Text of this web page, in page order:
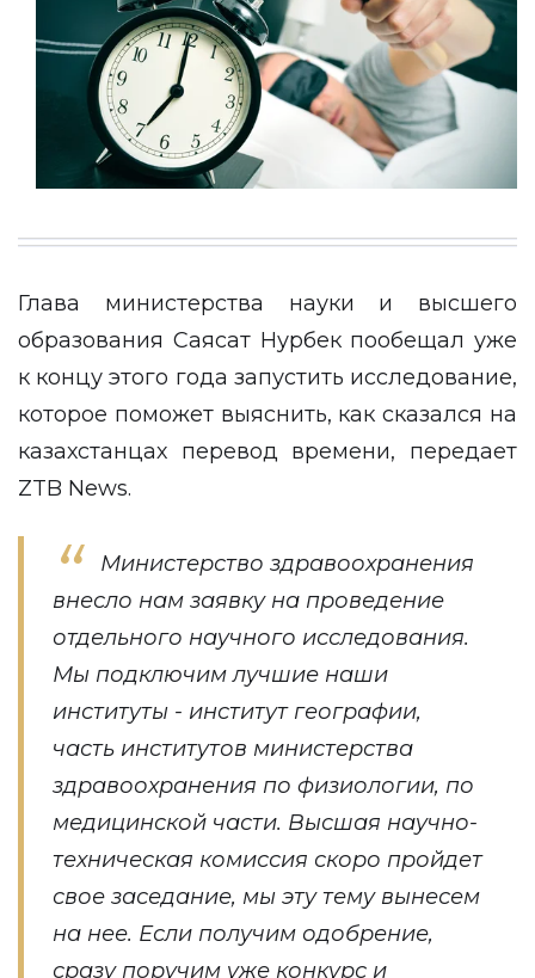
Глава министерства науки и высшего
образования Саясат Нурбек пообещал уже
к концу этого года запустить исследование,
которое поможет выяснить, как сказался на
казахстанцах перевод времени, передает
ZTB News.
Министерство здравоохранения
внесло нам заявку на проведение
отдельного научного исследования.
Мы подключим лучшие наши
институты - институт географии,
часть институтов министерства
здравоохранения по физиологии, по
медицинской части. Высшая научно-
техническая комиссия скоро пройдет
свое заседание, мы эту тему вынесем
на нее. Если получим одобрение,
сразу поручим уже конкурс и